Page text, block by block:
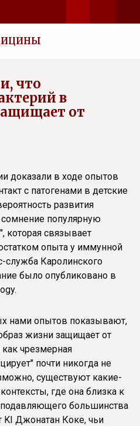
что
в
от
доказали в ходе опытов
с патогенами в детские
развития
сомнение популярную
которая связывает
опыта у иммунной
служба Каролинского
было опубликовано в
нами опытов показывают,
жизни защищает от
как чрезмерная
почти никогда не
существуют какие-
где она близка к
подавляющего большинства
KI Джонатан Коке, чьи